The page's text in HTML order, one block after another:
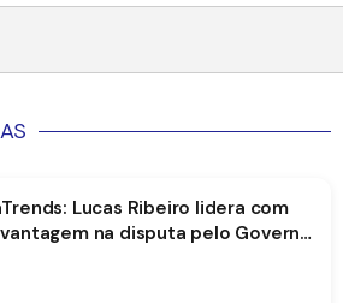
Lucas Ribeiro lidera com
na disputa pelo Governo